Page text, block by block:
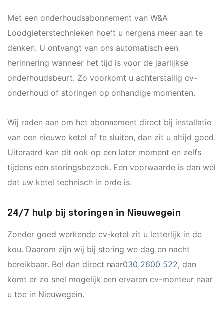
Met een onderhoudsabonnement van W&A
Loodgieterstechnieken hoeft u nergens meer aan te
denken. U ontvangt van ons automatisch een
herinnering wanneer het tijd is voor de jaarlijkse
onderhoudsbeurt. Zo voorkomt u achterstallig cv-
onderhoud of storingen op onhandige momenten.
Wij raden aan om het abonnement direct bij installatie
van een nieuwe ketel af te sluiten, dan zit u altijd goed.
Uiteraard kan dit ook op een later moment en zelfs
tijdens een storingsbezoek. Een voorwaarde is dan wel
dat uw ketel technisch in orde is.
24/7 hulp bij storingen in Nieuwegein
Zonder goed werkende cv-ketel zit u letterlijk in de
kou. Daarom zijn wij bij storing we dag en nacht
bereikbaar. Bel dan direct naar030 2600 522, dan
komt er zo snel mogelijk een ervaren cv-monteur naar
u toe in Nieuwegein.